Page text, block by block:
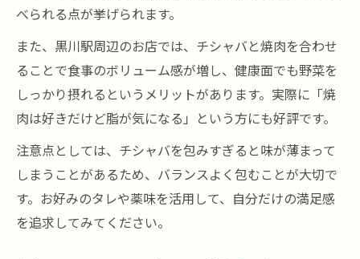
べられる点が挙げられます。
また、黒川駅周辺のお店では、チシャバと焼肉を合わせ
ることで食事のボリューム感が増し、健康面でも野菜を
しっかり摂れるというメリットがあります。実際に「焼
肉は好きだけど脂が気になる」という方にも好評です。
注意点としては、チシャバを包みすぎると味が薄まって
しまうことがあるため、バランスよく包むことが大切で
す。お好みのタレや薬味を活用して、自分だけの満足感
を追求してみてください。